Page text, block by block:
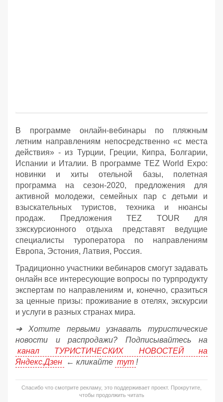
В программе онлайн-вебинары по пляжным
летним направлениям непосредственно «с места
действия» - из Турции, Греции, Кипра, Болгарии,
Испании и Италии. В программе TEZ World Expo:
новинки и хиты отельной базы, полетная
программа на сезон-2020, предложения для
активной молодежи, семейных пар с детьми и
взыскательных туристов, техника и нюансы
продаж. Предложения TEZ TOUR для
зэкскурсионного отдыха представят ведущие
специалисты туроператора по направлениям
Европа, Эстония, Латвия, Россия.
Традиционно участники вебинаров смогут задавать
онлайн все интересующие вопросы по турпродукту
экспертам по направлениям и, конечно, сразиться
за ценные призы: проживание в отелях, экскурсии
и услуги в разных странах мира.
➔ Хотите первыми узнавать туристические
новости и распродажи? Подписывайтесь на
канал ТУРИСТИЧЕСКИХ НОВОСТЕЙ на
Яндекс.Дзен
← кликайте тут !
Спасибо что смотрите рекламу, это поддерживает проект. Прокрутите,
чтобы продолжить читать